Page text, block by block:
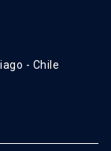
- Chile